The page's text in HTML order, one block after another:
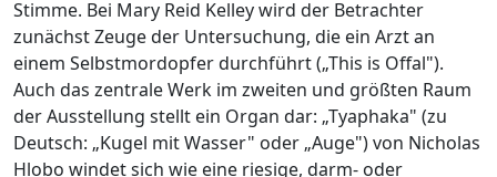
Stimme. Bei Mary Reid Kelley wird der Betrachter
zunächst Zeuge der Untersuchung, die ein Arzt an
einem Selbstmordopfer durchführt („This is Offal").
Auch das zentrale Werk im zweiten und größten Raum
der Ausstellung stellt ein Organ dar: „Tyaphaka" (zu
Deutsch: „Kugel mit Wasser" oder „Auge") von Nicholas
Hlobo windet sich wie eine riesige, darm- oder